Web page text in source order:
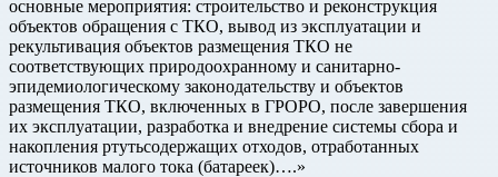
основные мероприятия: строительство и реконструкция
объектов обращения с ТКО, вывод из эксплуатации и
рекультивация объектов размещения ТКО не
соответствующих природоохранному и санитарно-
эпидемиологическому законодательству и объектов
размещения ТКО, включенных в ГРОРО, после завершения
их эксплуатации, разработка и внедрение системы сбора и
накопления ртутьсодержащих отходов, отработанных
источников малого тока (батареек)….»